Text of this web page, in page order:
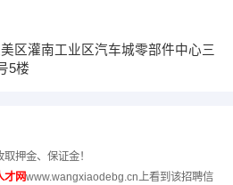
区灌南工业区汽车城零部件中心三
5楼
押金、保证金！
才网www.wangxiaodebg.cn上看到该招聘信